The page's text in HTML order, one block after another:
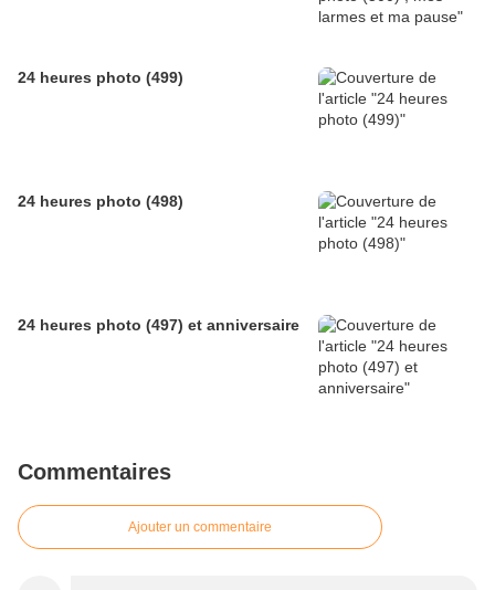
24 heures photo (499)
24 heures photo (498)
24 heures photo (497) et anniversaire
Commentaires
Ajouter un commentaire